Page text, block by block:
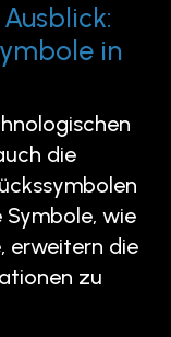
in
die
wie
erweitern die
zu